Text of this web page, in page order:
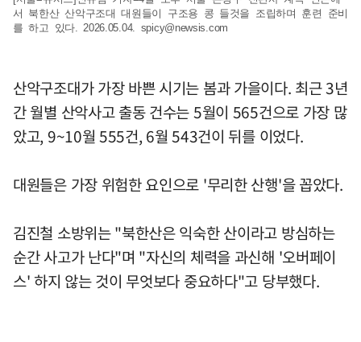
서 북한산 산악구조대 대원들이 구조용 콩 들것을 조립하며 훈련 준비
를 하고 있다. 2026.05.04. spicy@newsis.com
산악구조대가 가장 바쁜 시기는 봄과 가을이다. 최근 3년
간 월별 산악사고 출동 건수는 5월이 565건으로 가장 많
았고, 9~10월 555건, 6월 543건이 뒤를 이었다.
대원들은 가장 위험한 요인으로 '무리한 산행'을 꼽았다.
김진철 소방위는 "북한산은 익숙한 산이라고 방심하는
순간 사고가 난다"며 "자신의 체력을 과신해 '오버페이
스' 하지 않는 것이 무엇보다 중요하다"고 당부했다.